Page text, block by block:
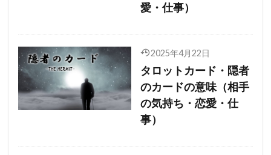
愛・仕事）
2025年4月22日
タロットカード・隠者
のカードの意味（相手
の気持ち・恋愛・仕
事）